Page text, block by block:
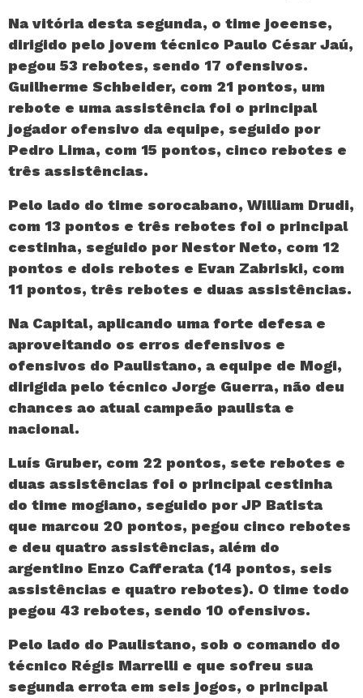
Na vitória desta segunda, o time joeense,
dirigido pelo jovem técnico Paulo César Jaú,
pegou 53 rebotes, sendo 17 ofensivos.
Guilherme Schbeider, com 21 pontos, um
rebote e uma assistência foi o principal
jogador ofensivo da equipe, seguido por
Pedro Lima, com 15 pontos, cinco rebotes e
três assistências.
Pelo lado do time sorocabano, William Drudi,
com 13 pontos e três rebotes foi o principal
cestinha, seguido por Nestor Neto, com 12
pontos e dois rebotes e Evan Zabriski, com
11 pontos, três rebotes e duas assistências.
Na Capital, aplicando uma forte defesa e
aproveitando os erros defensivos e
ofensivos do Paulistano, a equipe de Mogi,
dirigida pelo técnico Jorge Guerra, não deu
chances ao atual campeão paulista e
nacional.
Luís Gruber, com 22 pontos, sete rebotes e
duas assistências foi o principal cestinha
do time mogiano, seguido por JP Batista
que marcou 20 pontos, pegou cinco rebotes
e deu quatro assistências, além do
argentino Enzo Cafferata (14 pontos, seis
assistências e quatro rebotes). O time todo
pegou 43 rebotes, sendo 10 ofensivos.
Pelo lado do Paulistano, sob o comando do
técnico Régis Marrelli e que sofreu sua
segunda errota em seis jogos, o principal